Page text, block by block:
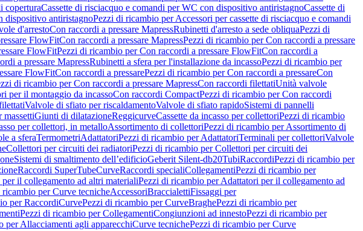
coperturaCassette di risciacquo e comandi per WC con dispositivo antiristagnoCassette di
dispositivo antiristagnoPezzi di ricambio per Accessori per cassette di risciacquo e comandi
d'arrestoCon raccordi a pressare MapressRubinetti d'arresto a sede obliquaPezzi di
FlowFitCon raccordi a pressare MapressPezzi di ricambio per Con raccordi a pressare
FlowFitPezzi di ricambio per Con raccordi a pressare FlowFitCon raccordi a
a pressare MapressRubinetti a sfera per l'installazione da incassoPezzi di ricambio per
FlowFitCon raccordi a pressarePezzi di ricambio per Con raccordi a pressareCon
di ricambio per Con raccordi a pressare MapressCon raccordi filettatiUnità valvole
per il montaggio da incassoCon raccordi CompactPezzi di ricambio per Con raccordi
Valvole di sfiato per riscaldamentoValvole di sfiato rapidoSistemi di pannelli
Giunti di dilatazioneReggicurveCassette da incasso per collettoriPezzi di ricambio
per collettori, in metalloAssortimento di collettoriPezzi di ricambio per Assortimento di
a sferaTermometriAdattatoriPezzi di ricambio per AdattatoriTerminali per collettoriValvole
Collettori per circuiti dei radiatoriPezzi di ricambio per Collettori per circuiti dei
Sistemi di smaltimento dell’edificioGeberit Silent-db20TubiRaccordiPezzi di ricambio per
Raccordi SuperTubeCurveRaccordi specialiCollegamentiPezzi di ricambio per
il collegamento ad altri materialiPezzi di ricambio per Adattatori per il collegamento ad
ricambio per Curve tecnicheAccessoriBraccialettiFissaggi per
per RaccordiCurvePezzi di ricambio per CurveBraghePezzi di ricambio per
Pezzi di ricambio per CollegamentiCongiunzioni ad innestoPezzi di ricambio per
per Allacciamenti agli apparecchiCurve tecnichePezzi di ricambio per Curve